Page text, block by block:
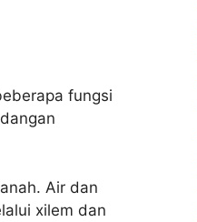
fungsi
Air dan
xilem dan